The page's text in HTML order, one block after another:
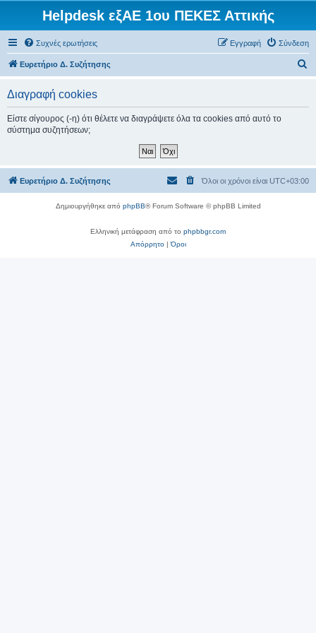
Helpdesk εξΑΕ 1ου ΠΕΚΕΣ Αττικής
Συχνές ερωτήσεις Σύνδεση
Εγγραφή
Ευρετήριο Δ. Συζήτησης
σ
Διαγραφή cookies
Είστε σίγουρος (-η) ότι θέλετε να διαγράψετε όλα τα cookies από αυτό το
σύστημα συζητήσεων;
Ευρετήριο Δ. Συζήτησης Όλοι οι χρόνοι είναι UTC+03:00
Δημιουργήθηκε από phpBB® Forum Software © phpBB Limited
Ελληνική μετάφραση από το phpbbgr.com
Απόρρητο|Όροι